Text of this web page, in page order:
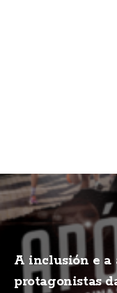
A inclusión e a
protagonistas